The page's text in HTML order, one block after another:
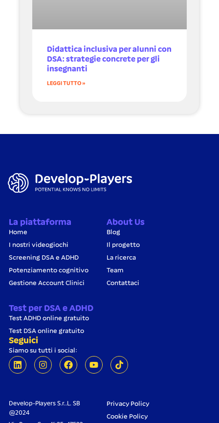
Didattica inclusiva per alunni con
DSA: strategie concrete per gli
insegnanti
LEGGI TUTTO »
La piattaforma
Home
I nostri videogiochi
Screening DSA e ADHD
Potenziamento cognitivo
Gestione Account Clinici
About Us
Blog
Il progetto
La ricerca
Team
Contattaci
Test per DSA e ADHD
Test ADHD online gratuito
Test DSA online gratuito
Seguici
Siamo su tutti i social:
Develop-Players S.r..L. SB
@2024
Privacy Policy
Cookie Policy